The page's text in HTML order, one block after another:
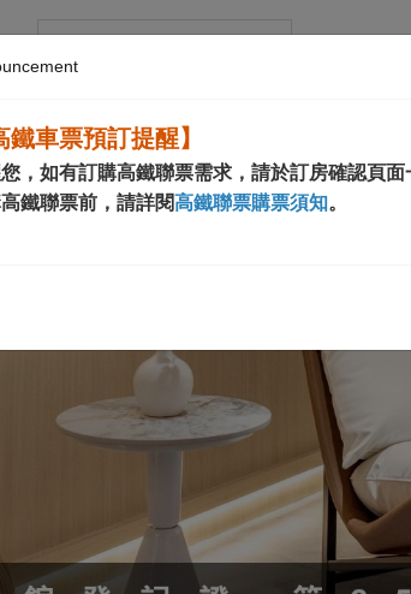
鐵車票預訂提醒】
，如有訂購高鐵聯票需求，請於訂房確認頁
鐵聯票前，請詳閱高鐵聯票購票須知。